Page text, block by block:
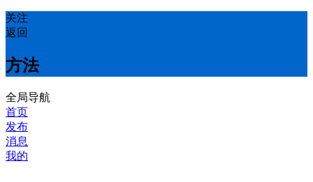
关注
返回
方法
全局导航
首页
发布
消息
我的